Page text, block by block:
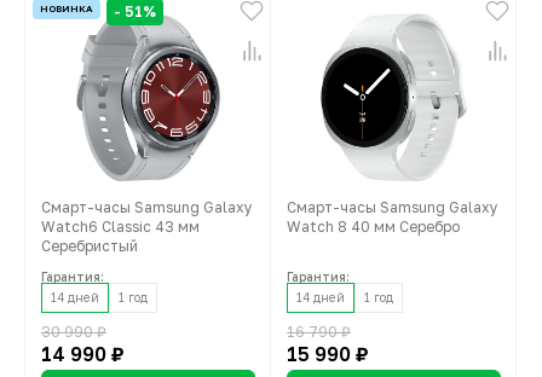
НОВИНКА - 51%
Смарт-часы Samsung Galaxy
Watch6 Classic 43 мм
Серебристый
Гарантия:
14 дней
1 год
30 990 ₽
14 990 ₽
Смарт-часы Samsung Galaxy
Watch 8 40 мм Серебро
Гарантия:
14 дней
1 год
16 790 ₽
15 990 ₽